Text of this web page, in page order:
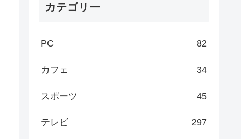
カテゴリー
PC 82
カフェ 34
スポーツ 45
テレビ 297